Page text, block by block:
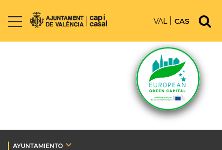
VAL CAS
AYUNTAMIENTO